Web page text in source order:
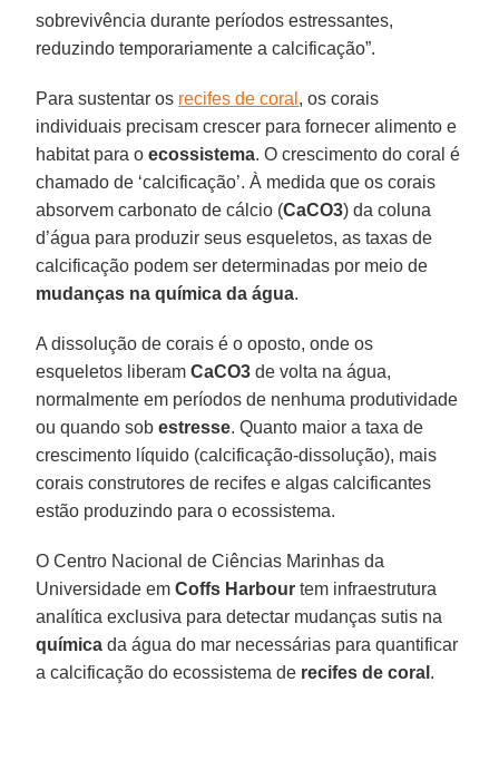
sobrevivência durante períodos estressantes,
reduzindo temporariamente a calcificação”.
Para sustentar os recifes de coral , os corais
individuais precisam crescer para fornecer alimento e
habitat para oecossistema. O crescimento do coral é
chamado de ‘calcificação’. À medida que os corais
absorvem carbonato de cálcio (CaCO3) da coluna
d’água para produzir seus esqueletos, as taxas de
calcificação podem ser determinadas por meio de
mudanças na química da água.
A dissolução de corais é o oposto, onde os
esqueletos liberamCaCO3 de volta na água,
normalmente em períodos de nenhuma produtividade
ou quando sobestresse. Quanto maior a taxa de
crescimento líquido (calcificação-dissolução), mais
corais construtores de recifes e algas calcificantes
estão produzindo para o ecossistema.
O Centro Nacional de Ciências Marinhas da
Universidade emCoffs Harbour tem infraestrutura
analítica exclusiva para detectar mudanças sutis na
química da água do mar necessárias para quantificar
a calcificação do ecossistema de recifes de coral .